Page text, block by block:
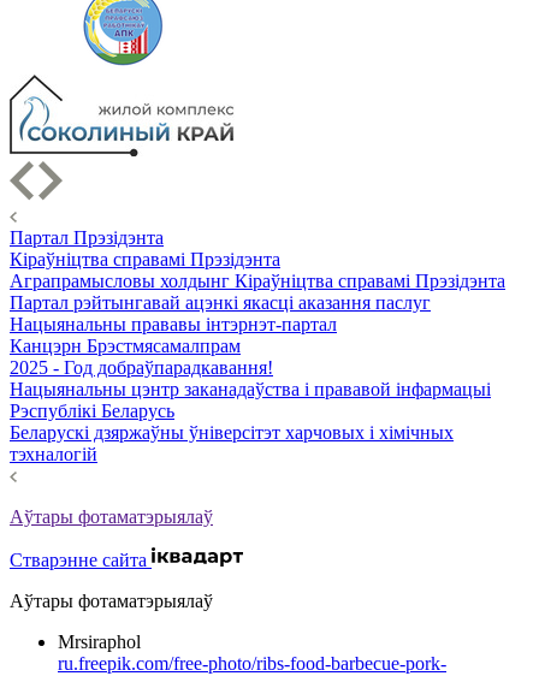
Партал Прэзідэнта
Кіраўніцтва справамі Прэзідэнта
Аграпрамысловы холдынг Кіраўніцтва справамі Прэзідэнта
Партал рэйтынгавай ацэнкі якасці аказання паслуг
Нацыянальны прававы інтэрнэт-партал
Канцэрн Брэстмясамалпрам
2025 - Год добраўпарадкавання!
Нацыянальны цэнтр заканадаўства і прававой інфармацыі
Рэспублікі Беларусь
Беларускі дзяржаўны ўніверсітэт харчовых і хімічных
тэхналогій
Аўтары фотаматэрыялаў
Стварэнне сайта
Аўтары фотаматэрыялаў
Mrsiraphol
ru.freepik.com/free-photo/ribs-food-barbecue-pork-